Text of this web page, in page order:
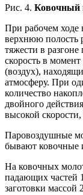
Рис. 4. Ковочный
При рабочем ходе
верхнюю полость
тяжести в разгоне
скорость в
(воздух),
атмосферу. При
количество
двойного
высокой
Паровоздушные
бывают ковочные
На ковочных
падающих частей
заготовки массой